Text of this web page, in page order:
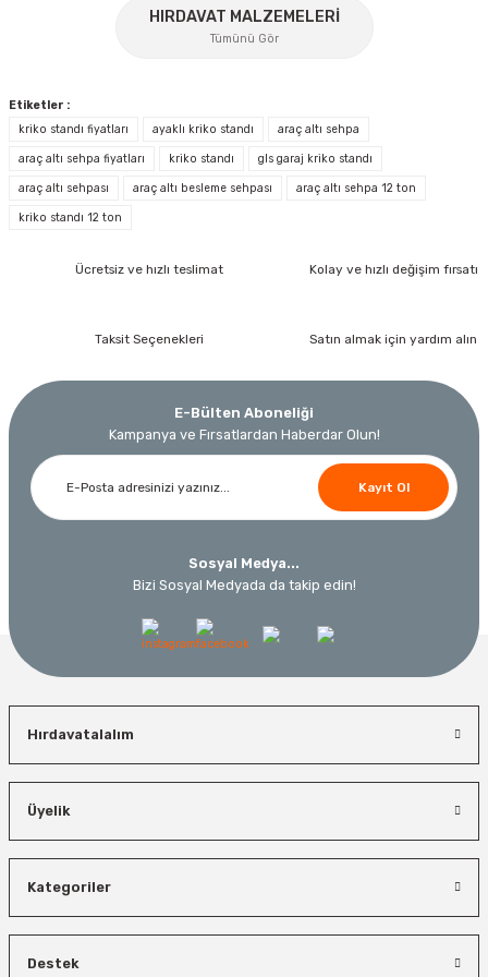
Gönder
GLS Garaj
GLS Garaj GK 10 Hidrolik Garaj Krikosu 10 Ton
17.803,20 TL
İzeltaş Lokmalı Allen Uç ve Star Torx Uç Takımı 17 Parça
Bosch Ölçme
Ücretsiz Nakliye
3.000,00 TL
Bosch GLM 50-27 C Lazerli Uzaklık Ölçer-Lazer Metre 50Mt
Demiriz Kaynak
Ücretsiz Nakliye
10.320,55 TL
HIRDAVAT MALZEMELERİ
Tümünü Gör
Nora
Ücretsiz Nakliye
230,40 TL
Bosch 1600A027PL Su Terazisi 25 Cm
Ücretsiz Nakliye
Etiketler :
kriko standı fiyatları
ayaklı kriko standı araç altı sehpa
araç altı sehpa fiyatları kriko standı gls garaj kriko standı
araç altı sehpası araç altı besleme sehpası araç altı sehpa 12 ton
kriko standı 12 ton
Ücretsiz ve hızlı teslimat Kolay ve hızlı değişim fırsatı
Taksit Seçenekleri Satın almak için yardım alın
E-Bülten Aboneliği
Kampanya ve Fırsatlardan Haberdar Olun!
Kayıt Ol
Sosyal Medya...
Bizi Sosyal Medyada da takip edin!
Hırdavatalalım
Üyelik
Kategoriler
Destek